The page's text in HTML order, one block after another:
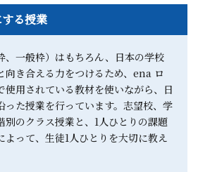
る授業
、一般枠）はもちろん、日本の学校
向き合える力をつけるため、ena ロ
使用されている教材を使いながら、日
った授業を行っています。志望校、学
別のクラス授業と、1人ひとりの課題
よって、生徒1人ひとりを大切に教え